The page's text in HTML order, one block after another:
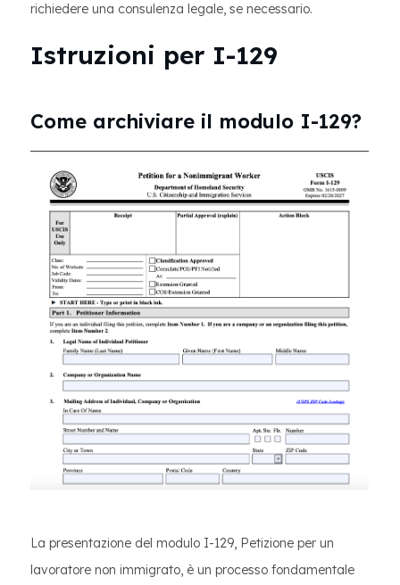
richiedere una consulenza legale, se necessario.
Istruzioni per I-129
Come archiviare il modulo I-129?
La presentazione del modulo I-129, Petizione per un
lavoratore non immigrato, è un processo fondamentale